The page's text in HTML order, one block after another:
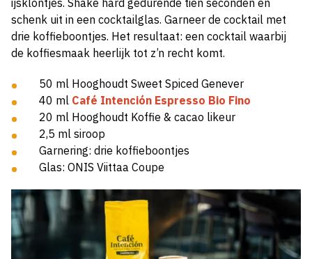
ijsklontjes. Shake hard gedurende tien seconden en
schenk uit in een cocktailglas. Garneer de cocktail met
drie koffieboontjes. Het resultaat: een cocktail waarbij
de koffiesmaak heerlijk tot z’n recht komt.
50 ml Hooghoudt Sweet Spiced Genever
40 ml Café Intención Espresso Bio Fino
20 ml Hooghoudt Koffie & cacao likeur
2,5 ml siroop
Garnering: drie koffieboontjes
Glas: ONIS Viittaa Coupe